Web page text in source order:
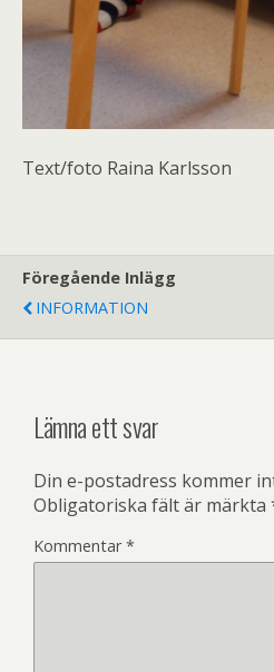
Text/foto Raina Karlsson
Föregående Inlägg
INFORMATION
Lämna ett svar
Din e-postadress kommer
Obligatoriska fält är märkta
Kommentar*